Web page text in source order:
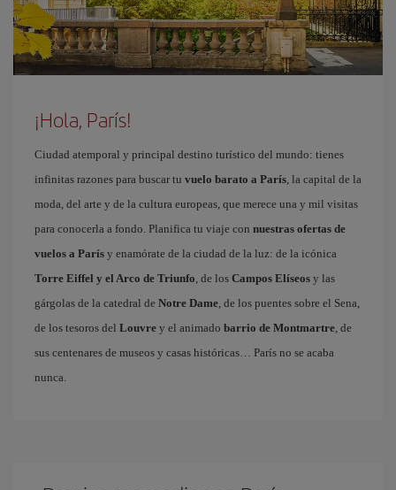
¡Hola, París!
Ciudad atemporal y principal destino turístico del mundo: tienes
infinitas razones para buscar tu vuelo barato a París, la capital de la
moda, del arte y de la cultura europeas, que merece una y mil visitas
para conocerla a fondo. Planifica tu viaje con nuestras ofertas de
vuelos a París y enamórate de la ciudad de la luz: de la icónica
Torre Eiffel y el Arco de Triunfo, de los Campos Elíseos y las
gárgolas de la catedral de Notre Dame, de los puentes sobre el Sena,
de los tesoros del Louvre y el animado barrio de Montmartre, de
sus centenares de museos y casas históricas… París no se acaba
nunca.